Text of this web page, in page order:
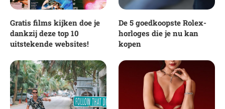
Gratis films kijken doe je
dankzij deze top 10
uitstekende websites!
De 5 goedkoopste Rolex-
horloges die je nu kan
kopen